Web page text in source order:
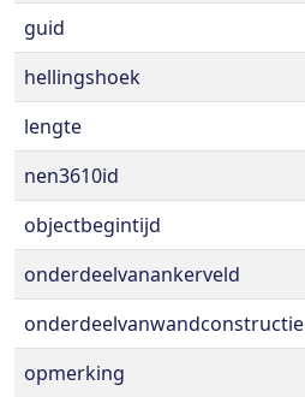
guid
hellingshoek
lengte
nen3610id
objectbegintijd
onderdeelvanankerveld
onderdeelvanwandconstructie
opmerking